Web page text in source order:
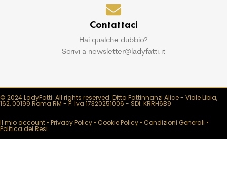
Contattaci
Hai qualche dubbio?
Scrivi a newsletter@ladyfatti.it
© 2024 LadyFatti. All rights reserved. Ditta Fattinnanzi Alice - Viale Libia,
162, 00199 Roma RM - P. Iva 17320251006 - SDI: KRRH6B9
Il mio account • Privacy Policy • Cookie Policy • Condizioni Generali •
Politica dei Resi